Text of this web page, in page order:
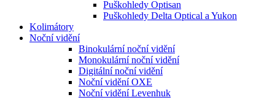
Puškohledy Optisan
Puškohledy Delta Optical a Yukon
Kolimátory
Noční vidění
Binokulární noční vidění
Monokulární noční vidění
Digitální noční vidění
Noční vidění OXE
Noční vidění Levenhuk